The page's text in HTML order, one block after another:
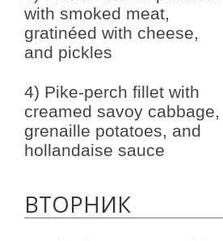
with smoked meat,
gratinéed with cheese,
and pickles
4) Pike-perch fillet with
creamed savoy cabbage,
grenaille potatoes, and
hollandaise sauce
ВТОРНИК